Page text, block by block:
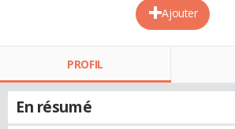
Ajouter
PROFIL
En résumé